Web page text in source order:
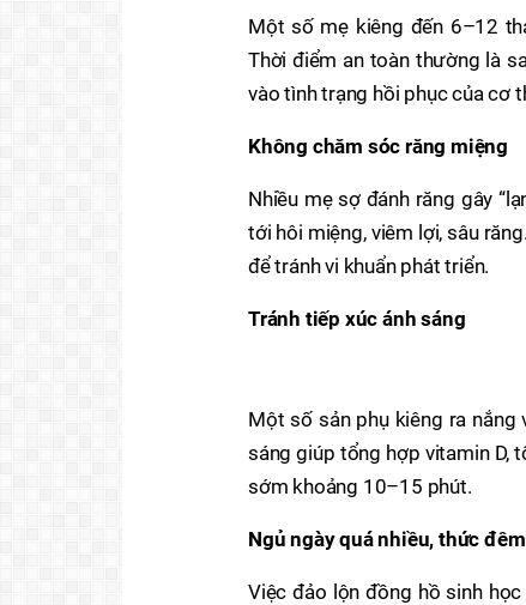
Một số mẹ kiêng đến 6–12
Thời điểm an toàn thường là
vào tình trạng hồi phục của cơ
Không chăm sóc răng miệng
Nhiều mẹ sợ đánh răng gây
tới hôi miệng, viêm lợi, sâu
để tránh vi khuẩn phát triển.
Tránh tiếp xúc ánh sáng
Một số sản phụ kiêng ra nắng
sáng giúp tổng hợp vitamin D,
sớm khoảng 10–15 phút.
Ngủ ngày quá nhiều, thức
Việc đảo lộn đồng hồ sinh